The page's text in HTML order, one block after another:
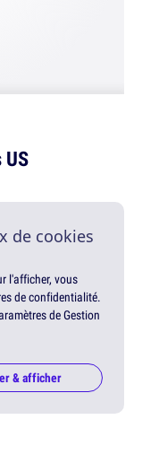
de cookies
l'afficher, vous
de confidentialité.
de Gestion
& afficher